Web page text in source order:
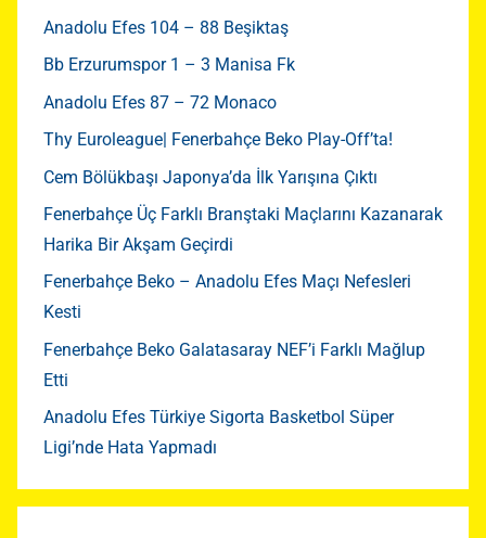
Anadolu Efes 104 – 88 Beşiktaş
Bb Erzurumspor 1 – 3 Manisa Fk
Anadolu Efes 87 – 72 Monaco
Thy Euroleague| Fenerbahçe Beko Play-Off’ta!
Cem Bölükbaşı Japonya’da İlk Yarışına Çıktı
Fenerbahçe Üç Farklı Branştaki Maçlarını Kazanarak
Harika Bir Akşam Geçirdi
Fenerbahçe Beko – Anadolu Efes Maçı Nefesleri
Kesti
Fenerbahçe Beko Galatasaray NEF’i Farklı Mağlup
Etti
Anadolu Efes Türkiye Sigorta Basketbol Süper
Ligi’nde Hata Yapmadı